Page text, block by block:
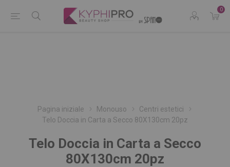
0
Pagina iniziale Monouso
Centri estetici
Telo Doccia in Carta a Secco 80X130cm 20pz
Telo Doccia in Carta a Secco
80X130cm 20pz